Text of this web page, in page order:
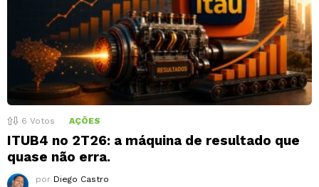
6 Votos AÇÕES
ITUB4 no 2T26: a máquina de resultado que
quase não erra.
por Diego Castro